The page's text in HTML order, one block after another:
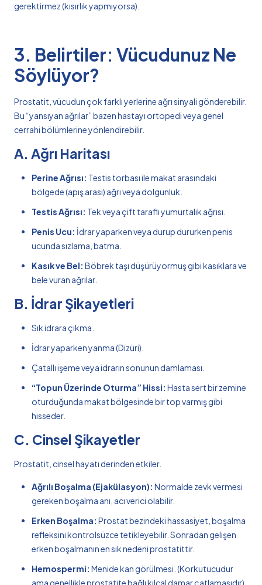
gerektirmez (kısırlık yapmıyorsa).
3. Belirtiler: Vücudunuz Ne
Söylüyor?
Prostatit, vücudun çok farklı yerlerine ağrı sinyali gönderebilir.
Bu “yansıyan ağrılar” bazen hastayı ortopedi veya genel
cerrahi bölümlerine yönlendirebilir.
A. Ağrı Haritası
Perine Ağrısı: Testis torbası ile makat arasındaki
bölgede (apış arası) ağrı veya dolgunluk.
Testis Ağrısı: Tek veya çift taraflı yumurtalık ağrısı.
Penis Ucu: İdrar yaparken veya durup dururken penis
ucunda sızlama, batma.
Kasık ve Bel: Böbrek taşı düşürüyormuş gibi kasıklara ve
bele vuran ağrılar.
B. İdrar Şikayetleri
Sık idrara çıkma.
İdrar yaparken yanma (Dizüri).
Çatallı işeme veya idrarın sonunun damlaması.
“Topun Üzerinde Oturma” Hissi: Hasta sert bir zemine
oturduğunda makat bölgesinde bir top varmış gibi
hisseder.
C. Cinsel Şikayetler
Prostatit, cinsel hayatı derinden etkiler.
Ağrılı Boşalma (Ejakülasyon): Normalde zevk vermesi
gereken boşalma anı, acı verici olabilir.
Erken Boşalma: Prostat bezindeki hassasiyet, boşalma
refleksini kontrolsüzce tetikleyebilir. Sonradan gelişen
erken boşalmanın en sık nedeni prostatittir.
Hemospermi: Menide kan görülmesi. (Korkutucudur
ama genellikle prostatite bağlı kılcal damar çatlamasıdır).